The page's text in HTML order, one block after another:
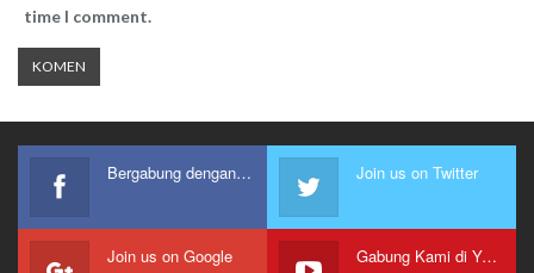
time I comment.
Bergabung dengan kami Join us on Twitter
Join us on Google Gabung Kami di Youtube